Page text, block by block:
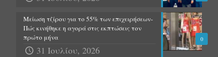
0
Μείωση τζίρου για το 55% των επιχειρήσεων-
Πώς κινήθηκε η αγορά στις εκπτώσεις τον
πρώτο μήνα
31 Ιουλίου, 2026